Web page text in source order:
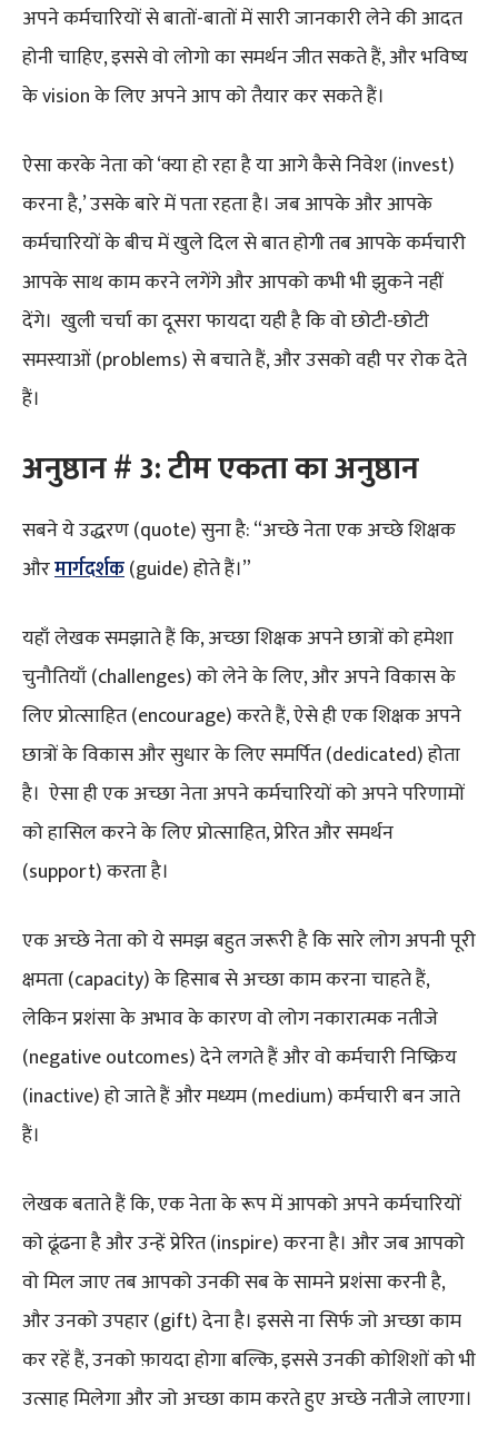
अपने कर्मचारियों से बातों-बातों में सारी जानकारी लेने की आदत
होनी चाहिए, इससे वो लोगो का समर्थन जीत सकते हैं, और भविष्य
के vision के लिए अपने आप को तैयार कर सकते हैं।
ऐसा करके नेता को ‘क्या हो रहा है या आगे कैसे निवेश (invest)
करना है,’ उसके बारे में पता रहता है। जब आपके और आपके
कर्मचारियों के बीच में खुले दिल से बात होगी तब आपके कर्मचारी
आपके साथ काम करने लगेंगे और आपको कभी भी झुकने नहीं
देंगे। खुली चर्चा का दूसरा फायदा यही है कि वो छोटी-छोटी
समस्याओं (problems) से बचाते हैं, और उसको वही पर रोक देते
हैं।
अनुष्ठान # 3: टीम एकता का अनुष्ठान
सबने ये उद्धरण (quote) सुना है: “अच्छे नेता एक अच्छे शिक्षक
औरमार्गदर्शक(guide) होते हैं।”
यहाँ लेखक समझाते हैं कि, अच्छा शिक्षक अपने छात्रों को हमेशा
चुनौतियाँ (challenges) को लेने के लिए, और अपने विकास के
लिए प्रोत्साहित (encourage) करते हैं, ऐसे ही एक शिक्षक अपने
छात्रों के विकास और सुधार के लिए समर्पित (dedicated) होता
है। ऐसा ही एक अच्छा नेता अपने कर्मचारियों को अपने परिणामों
को हासिल करने के लिए प्रोत्साहित, प्रेरित और समर्थन
(support) करता है।
एक अच्छे नेता को ये समझ बहुत जरूरी है कि सारे लोग अपनी पूरी
क्षमता (capacity) के हिसाब से अच्छा काम करना चाहते हैं,
लेकिन प्रशंसा के अभाव के कारण वो लोग नकारात्मक नतीजे
(negative outcomes) देने लगते हैं और वो कर्मचारी निष्क्रिय
(inactive) हो जाते हैं और मध्यम (medium) कर्मचारी बन जाते
हैं।
लेखक बताते हैं कि, एक नेता के रूप में आपको अपने कर्मचारियों
को ढूंढना है और उन्हें प्रेरित (inspire) करना है। और जब आपको
वो मिल जाए तब आपको उनकी सब के सामने प्रशंसा करनी है,
और उनको उपहार (gift) देना है। इससे ना सिर्फ जो अच्छा काम
कर रहें हैं, उनको फ़ायदा होगा बल्कि, इससे उनकी कोशिशों को भी
उत्साह मिलेगा और जो अच्छा काम करते हुए अच्छे नतीजे लाएगा।